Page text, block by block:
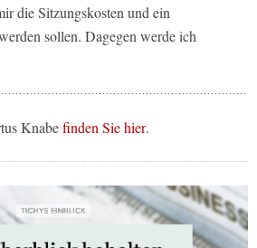
die Sitzungskosten und ein
sollen. Dagegen werde ich
Knabefinden Sie hier.